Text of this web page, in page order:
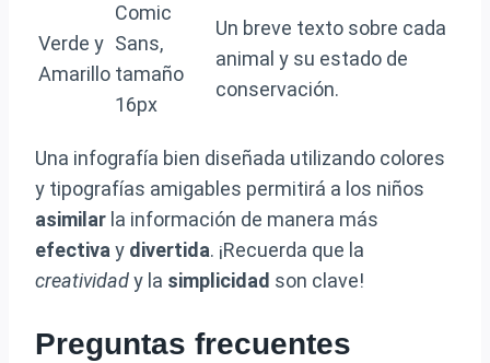
Verde y
Amarillo
Comic
Sans,
tamaño
16px
Un breve texto sobre cada
animal y su estado de
conservación.
Una infografía bien diseñada utilizando colores
y tipografías amigables permitirá a los niños
asimilar la información de manera más
efectiva y divertida. ¡Recuerda que la
creatividady la simplicidad son clave!
Preguntas frecuentes